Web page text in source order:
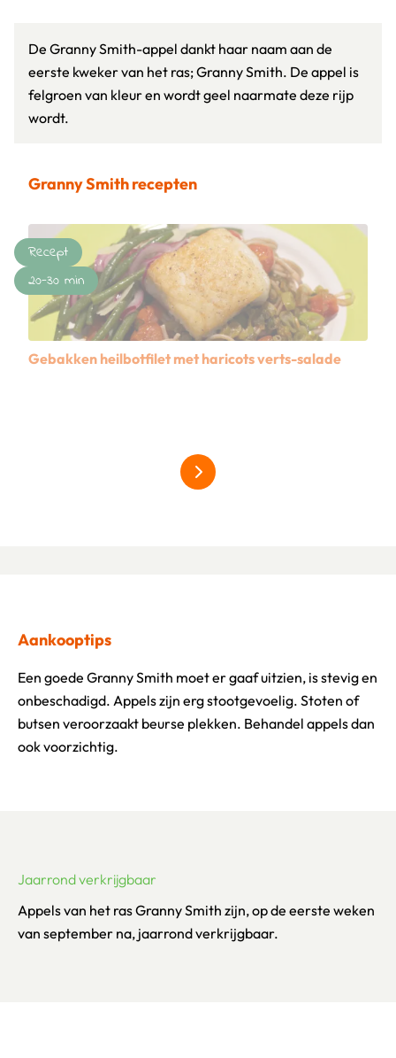
De Granny Smith-appel dankt haar naam aan de
eerste kweker van het ras; Granny Smith. De appel is
felgroen van kleur en wordt geel naarmate deze rijp
wordt.
Granny Smith recepten
Gebakken heilbotfilet met haricots verts-salade
Recept
20-30 min
meer over hardfruit
Aankooptips
Een goede Granny Smith moet er gaaf uitzien, is stevig en
onbeschadigd. Appels zijn erg stootgevoelig. Stoten of
butsen veroorzaakt beurse plekken. Behandel appels dan
ook voorzichtig.
Jaarrond verkrijgbaar
Appels van het ras Granny Smith zijn, op de eerste weken
van september na, jaarrond verkrijgbaar.